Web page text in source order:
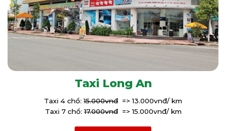
Taxi Long An
Taxi 4 chổ:15.000vnđ=> 13.000vnđ/ km
Taxi 7 chổ:17.000vnđ=> 15.000vnđ/ km